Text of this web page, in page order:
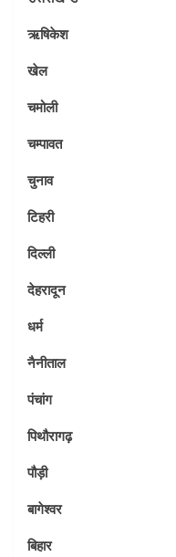
ऋषिकेश
खेल
चमोली
चम्पावत
चुनाव
टिहरी
दिल्ली
देहरादून
धर्म
नैनीताल
पंचांग
पिथौरागढ़
पौड़ी
बागेश्वर
बिहार